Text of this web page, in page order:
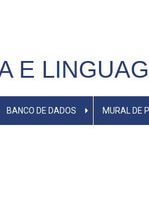
E
BANCO DE DADOS MURAL DE